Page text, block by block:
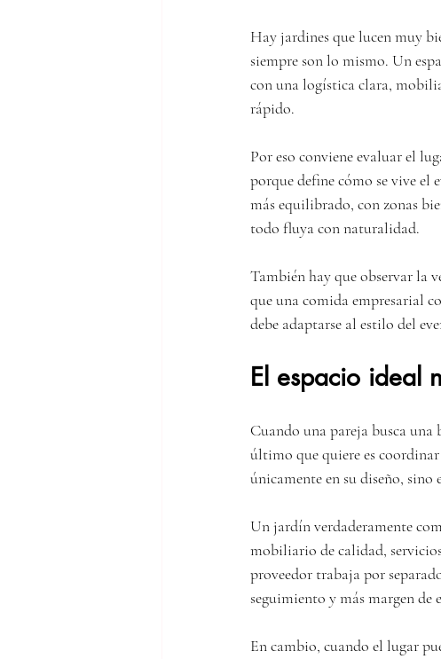
Hay jardines que lucen muy
siempre son lo mismo. Un
con una logística clara,
rápido.
Por eso conviene evaluar el
porque define cómo se vive el
más equilibrado, con zonas
todo fluya con naturalidad.
También hay que observar la
que una comida empresarial
debe adaptarse al estilo del
El espacio ideal
Cuando una pareja busca una
último que quiere es
únicamente en su diseño,
Un jardín verdaderamente
mobiliario de calidad,
proveedor trabaja por
seguimiento y más margen de
En cambio, cuando el lugar